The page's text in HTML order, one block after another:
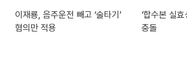
이재룡, 음주운전 빼고 ‘술타기’
혐의만 적용
‘합수본 실
충돌